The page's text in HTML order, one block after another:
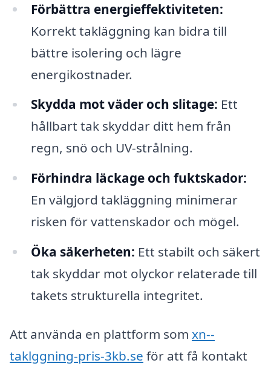
Förbättra energieffektiviteten:
Korrekt takläggning kan bidra till
bättre isolering och lägre
energikostnader.
Skydda mot väder och slitage: Ett
hållbart tak skyddar ditt hem från
regn, snö och UV-strålning.
Förhindra läckage och fuktskador:
En välgjord takläggning minimerar
risken för vattenskador och mögel.
Öka säkerheten: Ett stabilt och säkert
tak skyddar mot olyckor relaterade till
takets strukturella integritet.
Att använda en plattform som xn--
taklggning-pris-3kb.se för att få kontakt